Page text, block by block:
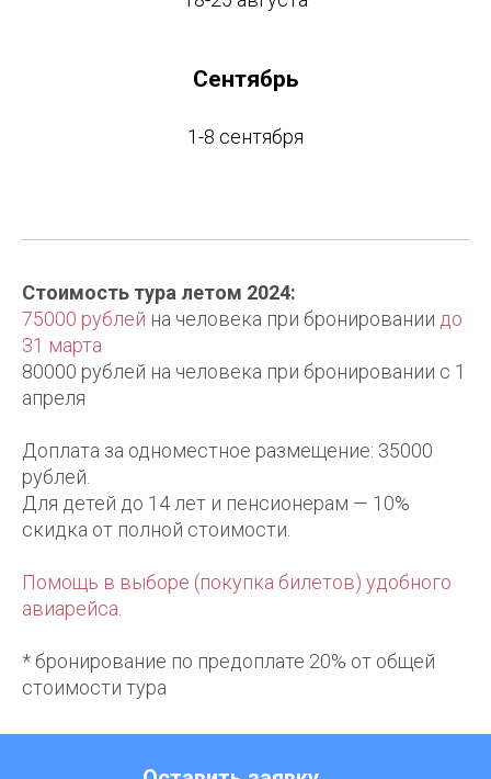
Сентябрь
1-8 сентября
Стоимость тура летом 2024:
75000 рублей на человека при бронировании до
31 марта
80000 рублей на человека при бронировании с 1
апреля
Доплата за одноместное размещение: 35000
рублей.
Для детей до 14 лет и пенсионерам — 10%
скидка от полной стоимости.
Помощь в выборе (покупка билетов) удобного
авиарейса.
* бронирование по предоплате 20% от общей
стоимости тура